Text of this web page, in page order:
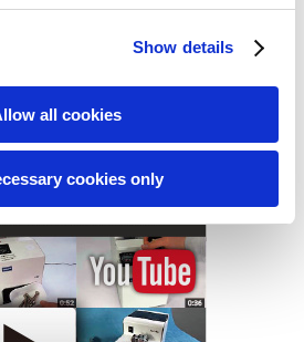
Show details
all cookies
cookies only